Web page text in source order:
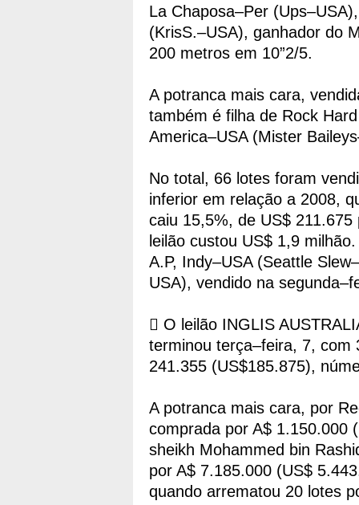
La Chaposa–Per
(KrisS.–USA), ganhador do
200 metros em 10”2/5.
A potranca mais cara,
também é filha de Rock
America–USA (Mister
No total, 66 lotes foram
inferior em relação a 2008,
caiu 15,5%, de US$
leilão custou US$ 1,9
A.P, Indy–USA (Seattle
USA), vendido na
 O leilão INGLIS
terminou terça–feira, 7, com
241.355 (US$185.875),
A potranca mais cara, por
comprada por A$ 1.150.000
sheikh Mohammed bin
por A$ 7.185.000 (US$
quando arrematou 20 lotes